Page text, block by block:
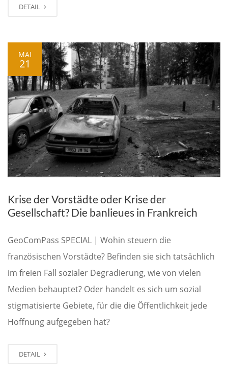
DETAIL
MAI
21
Krise der Vorstädte oder Krise der
Gesellschaft? Die banlieues in Frankreich
GeoComPass SPECIAL | Wohin steuern die
französischen Vorstädte? Befinden sie sich tatsächlich
im freien Fall sozialer Degradierung, wie von vielen
Medien behauptet? Oder handelt es sich um sozial
stigmatisierte Gebiete, für die die Öffentlichkeit jede
Hoffnung aufgegeben hat?
DETAIL